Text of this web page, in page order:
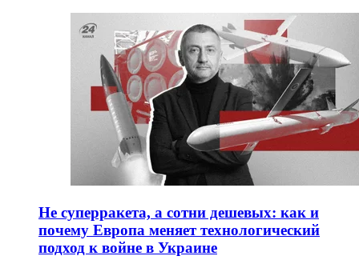
Не суперракета, а сотни дешевых: как и
почему Европа меняет технологический
подход к войне в Украине